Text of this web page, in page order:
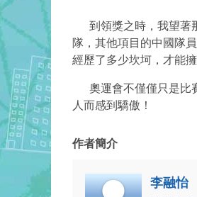
到領獎之時，我望著
隊，其他項目的中國隊
經歷了多少坎坷，才能擁
奧運會不僅僅只是比
人而感到驕傲！
作者簡介
李融怡